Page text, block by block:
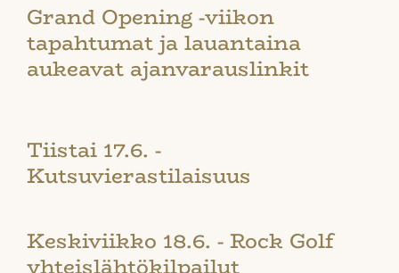
Grand Opening -viikon
tapahtumat ja lauantaina
aukeavat ajanvarauslinkit
Tiistai 17.6. -
Kutsuvierastilaisuus
Keskiviikko 18.6. - Rock Golf